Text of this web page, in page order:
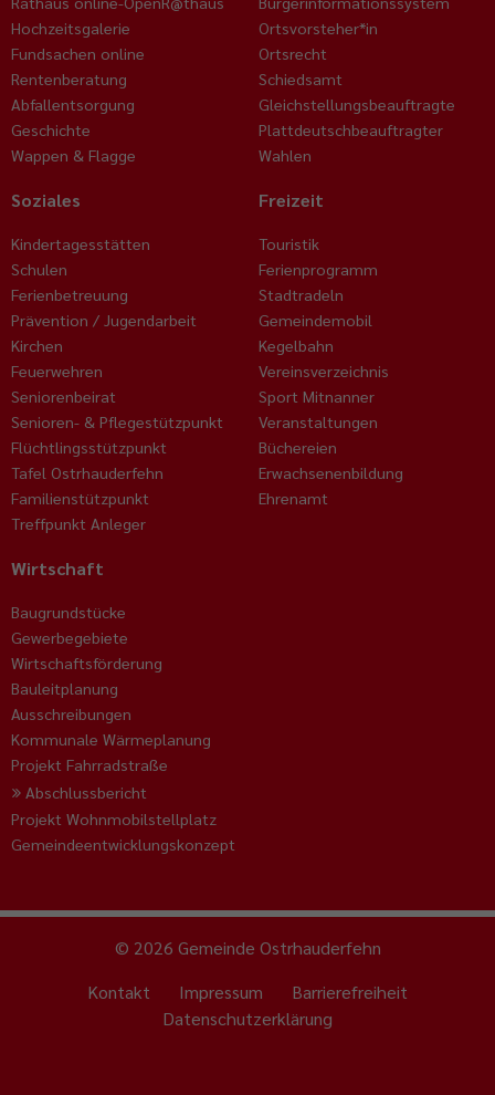
Hochzeitsgalerie
Fundsachen online
Rentenberatung
Abfallentsorgung
Geschichte
Wappen & Flagge
Ortsvorsteher*in
Ortsrecht
Schiedsamt
Gleichstellungsbeauftragte
Plattdeutschbeauftragter
Wahlen
Soziales
Kindertagesstätten
Schulen
Ferienbetreuung
Prävention / Jugendarbeit
Kirchen
Feuerwehren
Seniorenbeirat
Senioren- & Pflegestützpunkt
Flüchtlingsstützpunkt
Tafel Ostrhauderfehn
Familienstützpunkt
Treffpunkt Anleger
Freizeit
Touristik
Ferienprogramm
Stadtradeln
Gemeindemobil
Kegelbahn
Vereinsverzeichnis
Sport Mitnanner
Veranstaltungen
Büchereien
Erwachsenenbildung
Ehrenamt
Wirtschaft
Baugrundstücke
Gewerbegebiete
Wirtschaftsförderung
Bauleitplanung
Ausschreibungen
Kommunale Wärmeplanung
Projekt Fahrradstraße
Abschlussbericht
Projekt Wohnmobilstellplatz
Gemeindeentwicklungskonzept
© 2026 Gemeinde Ostrhauderfehn
Kontakt
Impressum
Barrierefreiheit
Datenschutzerklärung